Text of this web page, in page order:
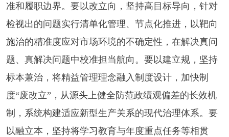
准和履职边界。要以改立向，坚持高目标导向，针对
检视出的问题实行清单化管理、节点化推进，以靶向
施治的精准度应对市场环境的不确定性，在解决真问
题、真解决问题中校准担当航向。要以建立规，坚持
标本兼治，将精益管理理念融入制度设计，加快制
度“废改立”，从源头上健全防范政绩观偏差的长效机
制，系统构建适应新型生产关系的现代治理体系。要
以融立本，坚持将学习教育与年度重点任务等相贯